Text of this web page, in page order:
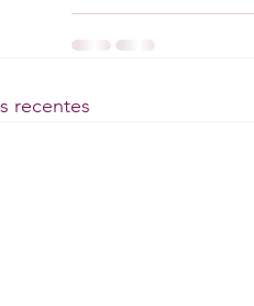
recentes